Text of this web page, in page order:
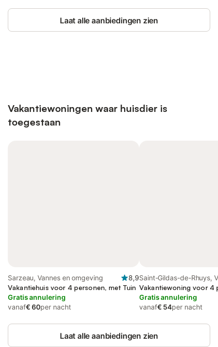
Laat alle aanbiedingen zien
Vakantiewoningen waar huisdier is
toegestaan
Sarzeau, Vannes en omgeving
8,9
Vakantiehuis voor 4 personen, met Tuin
Gratis annulering
vanaf€ 60per nacht
Saint-Gildas-de-Rhuys,
omgeving
Vakantiewoning voor 4
Gratis annulering
vanaf€ 54per nacht
Laat alle aanbiedingen zien